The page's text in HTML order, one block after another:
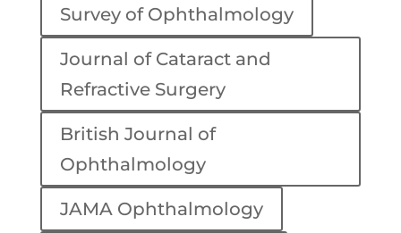
Survey of Ophthalmology
Journal of Cataract and
Refractive Surgery
British Journal of
Ophthalmology
JAMA Ophthalmology